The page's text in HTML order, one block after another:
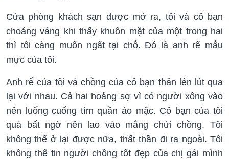
Cửa phòng khách sạn được mở ra, tôi và cô bạn
choáng váng khi thấy khuôn mặt của một trong hai
thì tôi càng muốn ngất tại chỗ. Đó là anh rể mẫu
mực của tôi.
Anh rể của tôi và chồng của cô bạn thân lén lút qua
lại với nhau. Cả hai hoảng sợ vì có người xông vào
nên luống cuống tìm quần áo mặc. Cô bạn của tôi
quá bất ngờ nên lao vào mắng chửi chồng. Tôi
không thể ở lại được nữa, thất thần đi ra ngoài. Tôi
không thể tin người chồng tốt đẹp của chị gái mình